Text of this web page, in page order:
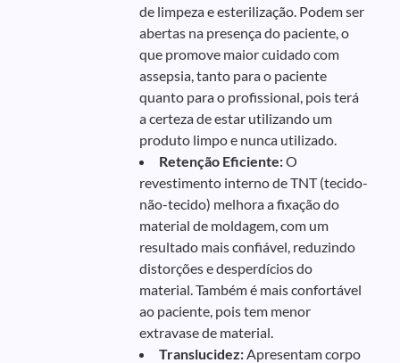
de limpeza e esterilização. Podem ser
abertas na presença do paciente, o
que promove maior cuidado com
assepsia, tanto para o paciente
quanto para o profissional, pois terá
a certeza de estar utilizando um
produto limpo e nunca utilizado.
Retenção Eficiente:O
revestimento interno de TNT (tecido-
não-tecido) melhora a fixação do
material de moldagem, com um
resultado mais confiável, reduzindo
distorções e desperdícios do
material. Também é mais confortável
ao paciente, pois tem menor
extravase de material.
Translucidez:Apresentam corpo